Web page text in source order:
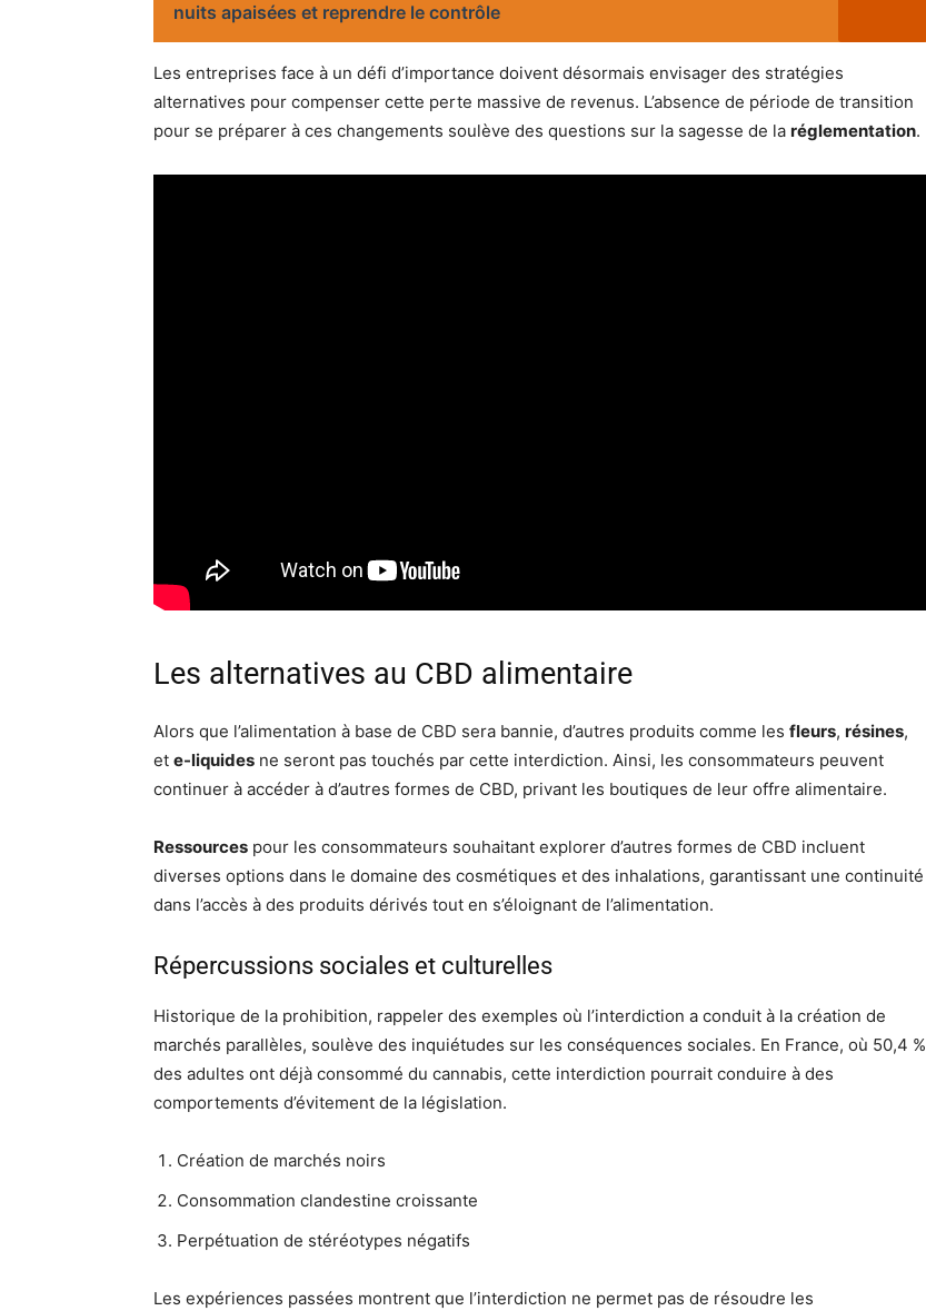
nuits apaisées et reprendre le contrôle
Les entreprises face à un défi d’importance doivent désormais envisager des stratégies
alternatives pour compenser cette perte massive de revenus. L’absence de période de transition
pour se préparer à ces changements soulève des questions sur la sagesse de la réglementation.
Les alternatives au CBD alimentaire
Alors que l’alimentation à base de CBD sera bannie, d’autres produits comme les fleurs, résines,
et e-liquides ne seront pas touchés par cette interdiction. Ainsi, les consommateurs peuvent
continuer à accéder à d’autres formes de CBD, privant les boutiques de leur offre alimentaire.
Ressources pour les consommateurs souhaitant explorer d’autres formes de CBD incluent
diverses options dans le domaine des cosmétiques et des inhalations, garantissant une continuité
dans l’accès à des produits dérivés tout en s’éloignant de l’alimentation.
Répercussions sociales et culturelles
Historique de la prohibition, rappeler des exemples où l’interdiction a conduit à la création de
marchés parallèles, soulève des inquiétudes sur les conséquences sociales. En France, où 50,4 %
des adultes ont déjà consommé du cannabis, cette interdiction pourrait conduire à des
comportements d’évitement de la législation.
Création de marchés noirs
Consommation clandestine croissante
Perpétuation de stéréotypes négatifs
Les expériences passées montrent que l’interdiction ne permet pas de résoudre les